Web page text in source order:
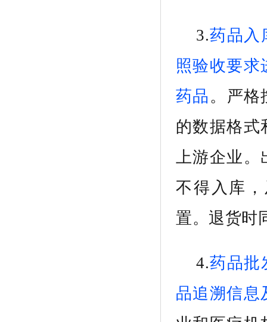
3.药品入
照验收要求
药品 。 严格
的数据格式
上游企业。
不得入库
置。退货时
4.药品批
品追溯信息